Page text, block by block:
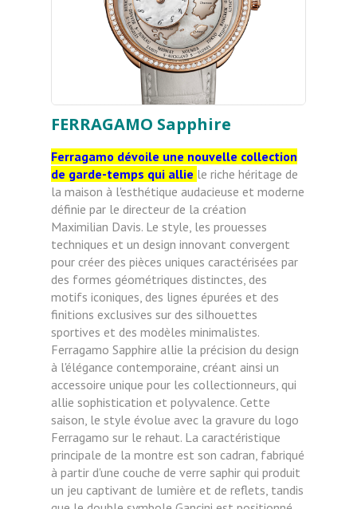
FERRAGAMO Sapphire
Ferragamo dévoile une nouvelle collection
de garde-temps qui allie le riche héritage de
la maison à l'esthétique audacieuse et moderne
définie par le directeur de la création
Maximilian Davis. Le style, les prouesses
techniques et un design innovant convergent
pour créer des pièces uniques caractérisées par
des formes géométriques distinctes, des
motifs iconiques, des lignes épurées et des
finitions exclusives sur des silhouettes
sportives et des modèles minimalistes.
Ferragamo Sapphire allie la précision du design
à l'élégance contemporaine, créant ainsi un
accessoire unique pour les collectionneurs, qui
allie sophistication et polyvalence. Cette
saison, le style évolue avec la gravure du logo
Ferragamo sur le rehaut. La caractéristique
principale de la montre est son cadran, fabriqué
à partir d'une couche de verre saphir qui produit
un jeu captivant de lumière et de reflets, tandis